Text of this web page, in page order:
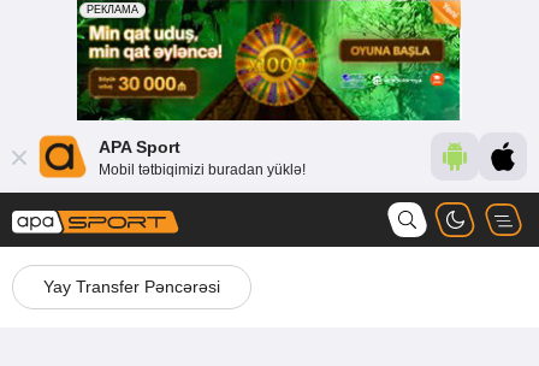
APA Sport
Mobil tətbiqimizi buradan yüklə!
Yay Transfer Pəncərəsi